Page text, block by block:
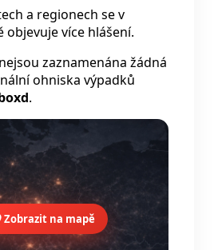
a regionech se v
objevuje více hlášení.
zaznamenána žádná
ohniska výpadků
.
Zobrazit na mapě